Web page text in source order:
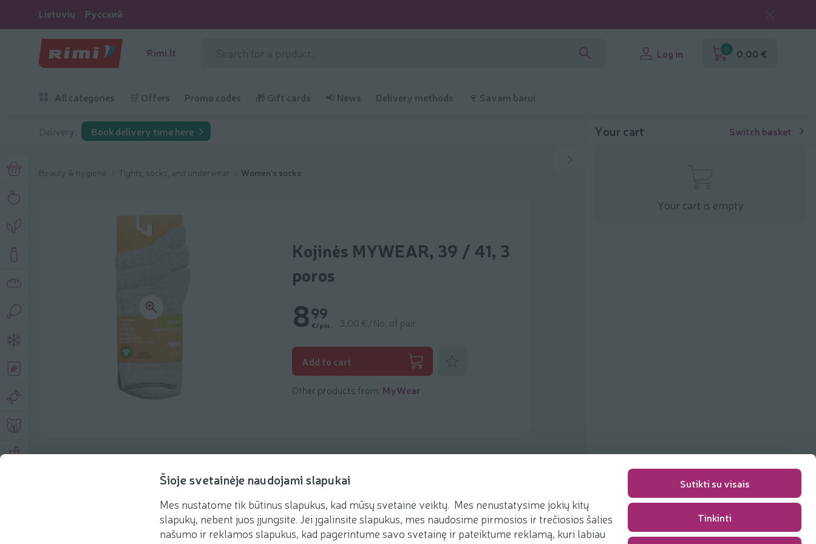
Šioje svetainėje naudojami slapukai
Mes nustatome tik būtinus slapukus, kad mūsų svetainė veiktų. Mes nenustatysime jokių kitų
slapukų, nebent juos įjungsite. Jei įgalinsite slapukus, mes naudosime pirmosios ir trečiosios šalies
našumo ir reklamos slapukus, kad pagerintume savo svetainę ir pateiktume reklamą, kuri labiau
Sutikti su visais
Tinkinti
Lietuvių Русский
Rimi.lt Log in 0 0,00 €
All categories 🛒 Offers Promo codes 🎁 Gift cards 📢 News Delivery methods 🍷 Savam barui
Delivery: Book delivery time here
Beauty & hygiene Tights, socks, and underwear Women's socks
Kojinės MYWEAR, 39 / 41, 3
poros
899
€/pcs. 3,00 €/No. of pair
Add to cart
Other products from: MyWear
Product description
Recommendations
Your cart Switch basket
Your cart is empty
Packaging fee 0,00 €